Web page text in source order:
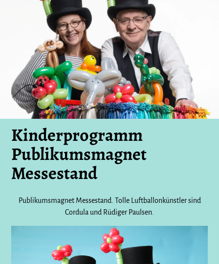
Kinderprogramm
Publikumsmagnet
Messestand
Publikumsmagnet Messestand. Tolle Luftballonkünstler sind
Cordula und Rüdiger Paulsen.